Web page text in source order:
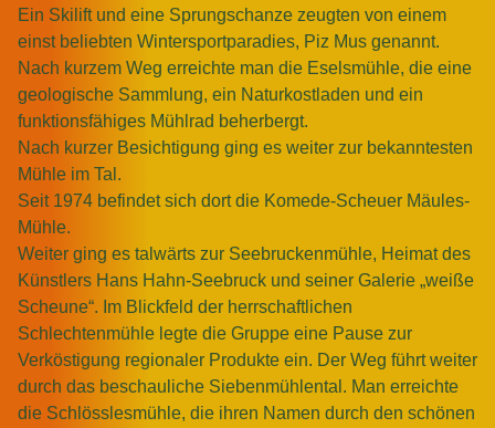
Ein Skilift und eine Sprungschanze zeugten von einem
einst beliebten Wintersportparadies, Piz Mus genannt.
Nach kurzem Weg erreichte man die Eselsmühle, die eine
geologische Sammlung, ein Naturkostladen und ein
funktionsfähiges Mühlrad beherbergt.
Nach kurzer Besichtigung ging es weiter zur bekanntesten
Mühle im Tal.
Seit 1974 befindet sich dort die Komede-Scheuer Mäules-
Mühle.
Weiter ging es talwärts zur Seebruckenmühle, Heimat des
Künstlers Hans Hahn-Seebruck und seiner Galerie „weiße
Scheune“. Im Blickfeld der herrschaftlichen
Schlechtenmühle legte die Gruppe eine Pause zur
Verköstigung regionaler Produkte ein. Der Weg führt weiter
durch das beschauliche Siebenmühlental. Man erreichte
die Schlösslesmühle, die ihren Namen durch den schönen